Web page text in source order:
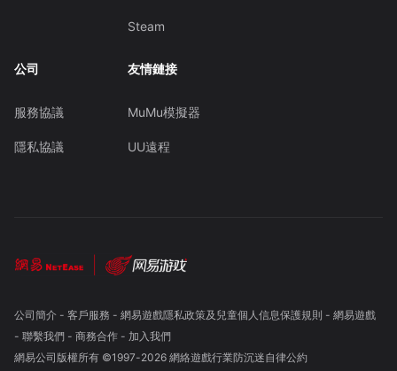
Steam
公司
服務協議
隱私協議
友情鏈接
MuMu模擬器
UU遠程
公司簡介- 客戶服務 - 網易遊戲隱私政策及兒童個人信息保護規則 - 網易遊戲
- 聯繫我們- 商務合作- 加入我們
網易公司版權所有 ©1997-2026 網絡遊戲行業防沉迷自律公約